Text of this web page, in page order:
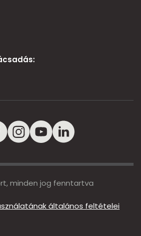
minden jog fenntartva
általános feltételei